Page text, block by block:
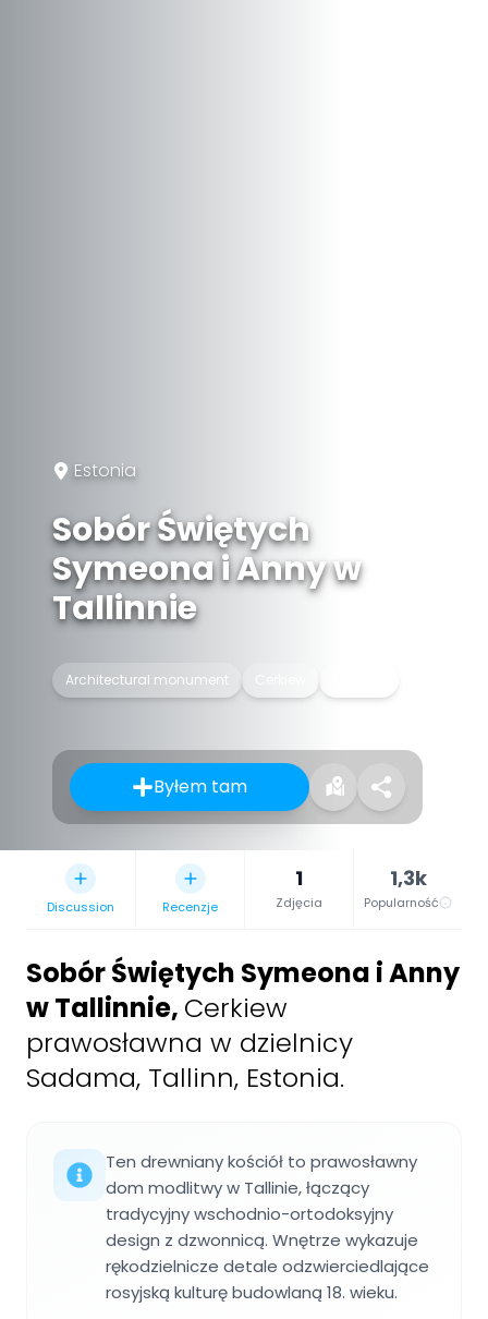
Estonia
Sobór Świętych
Symeona i Anny w
Tallinnie
Architectural monument
Byłem tam
Discussion Recenzje
1
Zdjęcia
1,3k
Popularność
Sobór Świętych Symeona i Anny
w Tallinnie, Cerkiew
prawosławna w dzielnicy
Sadama, Tallinn, Estonia.
Ten drewniany kościół to prawosławny
dom modlitwy w Tallinie, łączący
tradycyjny wschodnio-ortodoksyjny
design z dzwonnicą. Wnętrze wykazuje
rękodzielnicze detale odzwierciedlające
rosyjską kulturę budowlaną 18. wieku.